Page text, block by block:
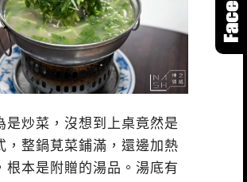
是炒菜，沒想到上桌竟然是
，整鍋莧菜鋪滿，還邊加熱
根本是附贈的湯品。湯底有